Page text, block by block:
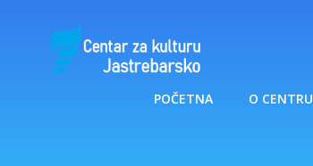
POČETNA O CENTRU